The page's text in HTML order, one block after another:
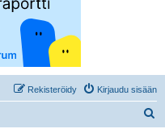
Kirjaudu sisään
Rekisteröidy